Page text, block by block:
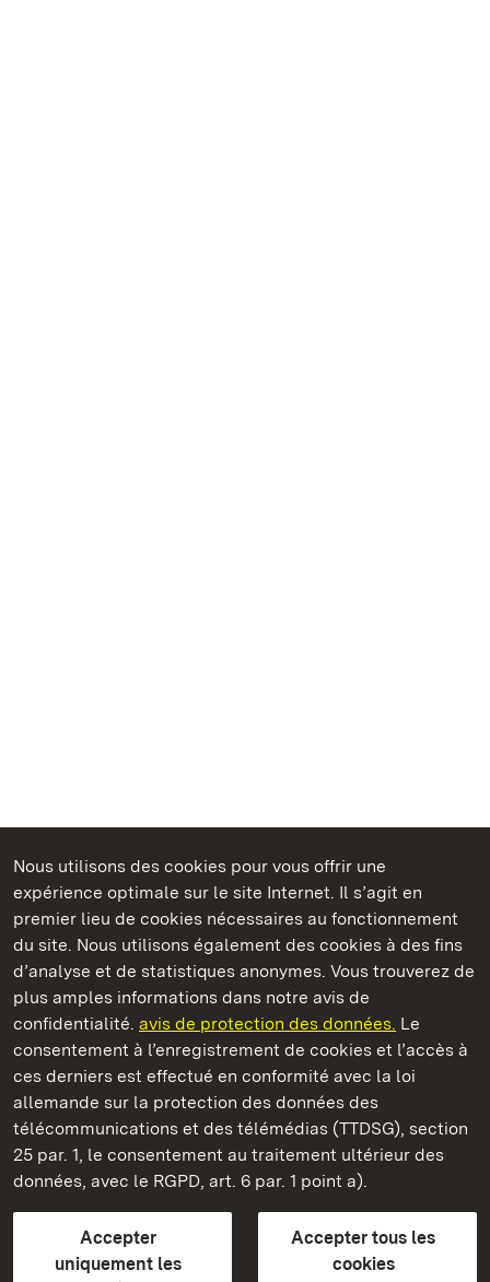
Nous utilisons des cookies pour vous offrir une
expérience optimale sur le site Internet. Il s’agit en
premier lieu de cookies nécessaires au fonctionnement
du site. Nous utilisons également des cookies à des fins
d’analyse et de statistiques anonymes. Vous trouverez de
plus amples informations dans notre avis de
confidentialité. avis de protection des données. Le
consentement à l’enregistrement de cookies et l’accès à
ces derniers est effectué en conformité avec la loi
allemande sur la protection des données des
télécommunications et des télémédias (TTDSG), section
25 par. 1, le consentement au traitement ultérieur des
données, avec le RGPD, art. 6 par. 1 point a).
Accepter
uniquement les
Accepter tous les
cookies
Châteaux et jardins publics du Bade-Wurtemberg
Château et parc de Weikersheim
Châteaux et jardins publics du Bade-Wurtemberg
Contact et informationsFAQ et réponsesMentions légales
Protection des données
Explications sur l’accessibilité
BITV-konform (geprüfte Seiten)
plus loin